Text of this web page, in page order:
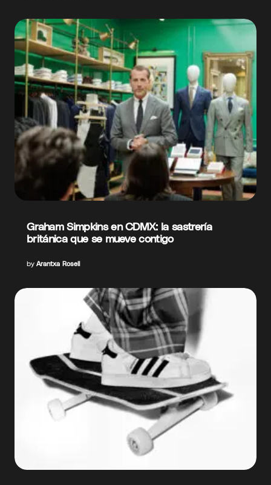
Graham Simpkins en CDMX: la sastrería
británica que se mueve contigo
by Arantxa Rosell